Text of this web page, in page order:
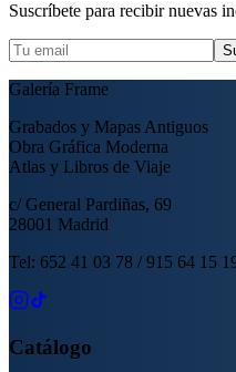
Suscríbete para recibir nuevas
Galería Frame
Grabados y Mapas Antiguos
Obra Gráfica Moderna
Atlas y Libros de Viaje
c/ General Pardiñas, 69
28001 Madrid
Tel: 652 41 03 78 / 915 64 15
Catálogo